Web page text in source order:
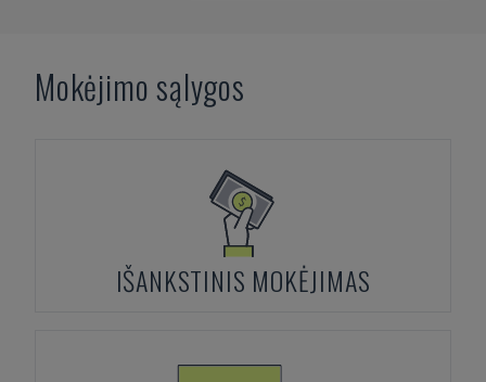
Mokėjimo sąlygos
IŠANKSTINIS MOKĖJIMAS